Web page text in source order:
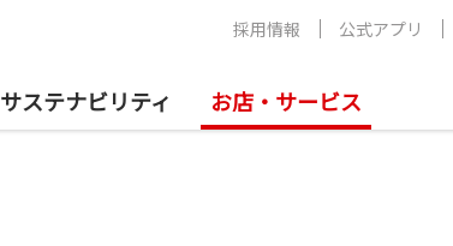
サステナビリティ お店・サービス
採用情報 公式アプリ